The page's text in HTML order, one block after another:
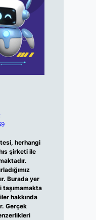
herhangi
şirketi ile
Burada yer
taşımamakta
hakkında
Gerçek